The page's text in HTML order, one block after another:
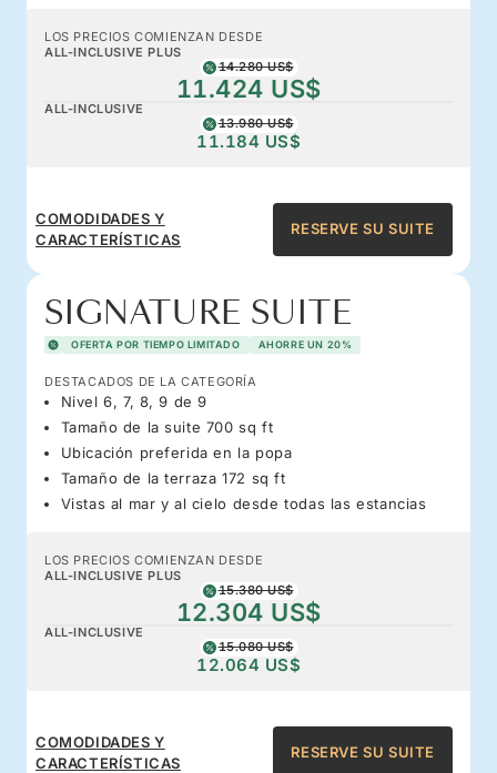
LOS PRECIOS COMIENZAN DESDE
ALL-INCLUSIVE PLUS
14.280 US$
11.424 US$
ALL-INCLUSIVE
13.980 US$
11.184 US$
COMODIDADES Y
CARACTERÍSTICAS
RESERVE SU SUITE
SIGNATURE SUITE
OFERTA POR TIEMPO LIMITADO AHORRE UN 20%
DESTACADOS DE LA CATEGORÍA
Nivel 6, 7, 8, 9 de 9
Tamaño de la suite 700 sq ft
Ubicación preferida en la popa
Tamaño de la terraza 172 sq ft
Vistas al mar y al cielo desde todas las estancias
LOS PRECIOS COMIENZAN DESDE
ALL-INCLUSIVE PLUS
15.380 US$
12.304 US$
ALL-INCLUSIVE
15.080 US$
12.064 US$
COMODIDADES Y
CARACTERÍSTICAS
RESERVE SU SUITE